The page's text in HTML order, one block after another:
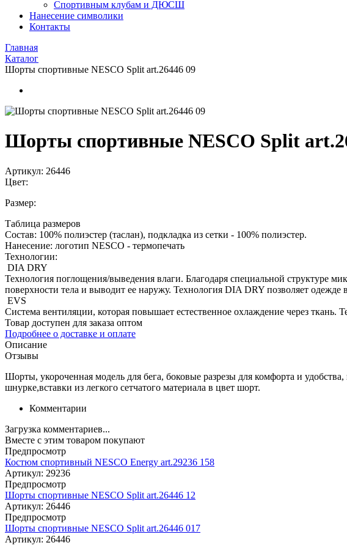
Спортивным клубам и ДЮСШ
Нанесение символики
Контакты
Главная
Каталог
Шорты спортивные NESCO Split art.26446 09
Шорты спортивные NESCO Split
Артикул: 26446
Цвет:
Размер:
Таблица размеров
Состав: 100% полиэстер (таслан), подкладка из сетки - 100% полиэстер.
Нанесение: логотип NESCO - термопечать
Технологии:
DIA DRY
Технология поглощения/выведения влаги. Благодаря специальной структуре
поверхности тела и выводит ее наружу. Технология DIA DRY позволяет
EVS
Система вентиляции, которая повышает естественное охлаждение через
Товар доступен для заказа оптом
Подробнее о доставке и оплате
Описание
Отзывы
Шорты, укороченная модель для бега, боковые разрезы для комфорта и
шнурке,вставки из легкого сетчатого материала в цвет шорт.
Комментарии
Загрузка комментариев...
Вместе с этим товаром покупают
Предпросмотр
Костюм спортивный NESCO Energy art.29236 158
Артикул: 29236
Предпросмотр
Шорты спортивные NESCO Split art.26446 12
Артикул: 26446
Предпросмотр
Шорты спортивные NESCO Split art.26446 017
Артикул: 26446